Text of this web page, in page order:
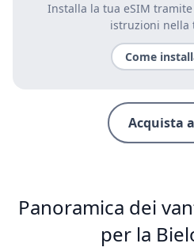
Installa la tua eSIM
istruzioni nella
Come
Acquista
Panoramica dei
per la